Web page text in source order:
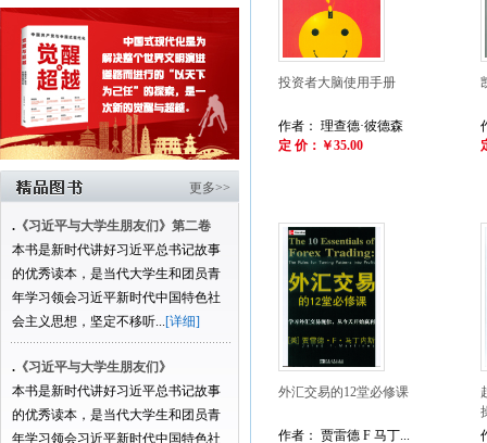
更多>>
. 《习近平与大学生朋友们》第二卷
本书是新时代讲好习近平总书记故事
的优秀读本，是当代大学生和团员青
年学习领会习近平新时代中国特色社
会主义思想，坚定不移听...[详细]
. 《习近平与大学生朋友们》
本书是新时代讲好习近平总书记故事
的优秀读本，是当代大学生和团员青
年学习领会习近平新时代中国特色社
投资者大脑使用手册
作者： 理查德·彼德森
定 价：￥35.00
外汇交易的12堂必修课
作者： 贾雷德 F 马丁...